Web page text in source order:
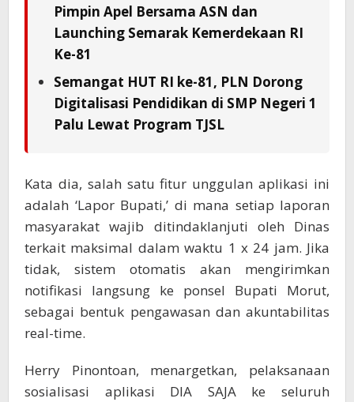
Pimpin Apel Bersama ASN dan
Launching Semarak Kemerdekaan RI
Ke-81
Semangat HUT RI ke-81, PLN Dorong
Digitalisasi Pendidikan di SMP Negeri 1
Palu Lewat Program TJSL
Kata dia, salah satu fitur unggulan aplikasi ini
adalah ‘Lapor Bupati,’ di mana setiap laporan
masyarakat wajib ditindaklanjuti oleh Dinas
terkait maksimal dalam waktu 1 x 24 jam. Jika
tidak, sistem otomatis akan mengirimkan
notifikasi langsung ke ponsel Bupati Morut,
sebagai bentuk pengawasan dan akuntabilitas
real-time.
Herry Pinontoan, menargetkan, pelaksanaan
sosialisasi aplikasi DIA SAJA ke seluruh